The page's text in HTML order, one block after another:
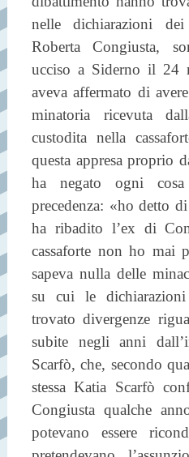
nelle dichiarazioni
Roberta Congiusta,
ucciso a Siderno il 24
aveva affermato di
minatoria ricevuta
custodita nella
questa appresa proprio
ha negato ogni
precedenza: «ho detto
ha ribadito l’ex di
cassaforte non ho mai
sapeva nulla delle
su cui le
trovato divergenze
subite negli anni
Scarfò, che, secondo
stessa Katia Scarfò
Congiusta qualche
potevano essere